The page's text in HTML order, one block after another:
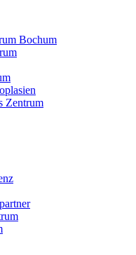
Bochum
Zentrum